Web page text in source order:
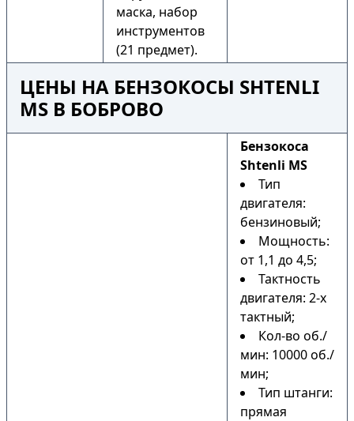
маска, набор
инструментов
(21 предмет).
ЦЕНЫ НА БЕНЗОКОСЫ SHTENLI
MS В БОБРОВО
Бензокоса
Shtenli MS
Тип
двигателя:
бензиновый;
Мощность:
от 1,1 до 4,5;
Тактность
двигателя: 2-х
тактный;
Кол-во об./
мин: 10000 об./
мин;
Тип штанги:
прямая